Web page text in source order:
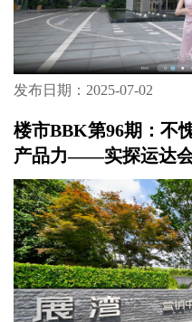
发布日期：2025-07-02
楼市BBK第96期：不
产品力——实探运达